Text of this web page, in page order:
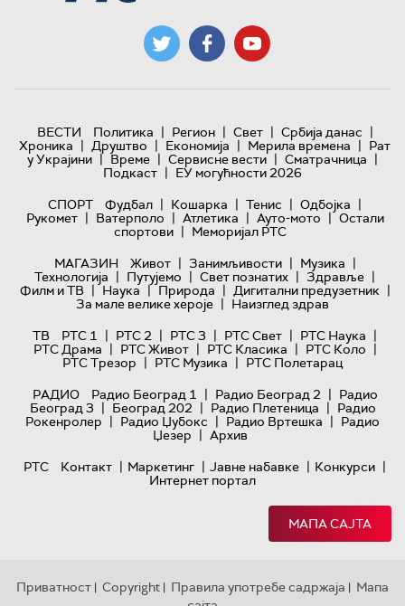
ВЕСТИ Политика | Регион | Свет | Србија данас |
Хроника | Друштво | Економија | Мерила времена | Рат
у Украјини | Време | Сервисне вести | Сматрачница |
Подкаст | ЕУ могућности 2026
СПОРТ
Фудбал | Кошарка | Тенис | Одбојка |
Рукомет | Ватерполо | Атлетика | Ауто-мото | Остали
спортови | Меморијал РТС
МАГАЗИН
Живот | Занимљивости | Музика |
Технологијa | Путујемо | Свет познатих | Здравље |
Филм и ТВ | Наука | Природа | Дигитални предузетник |
За мале велике хероје | Наизглед здрав
ТВ
РТС 1 | РТС 2 | РТС 3 | РТС Свет | РТС Наука |
РТС Драма | РТС Живот | РТС Класика | РТС Коло |
РТС Трезор | РТС Музика | РТС Полетарац
РАДИО
Радио Београд 1 | Радио Београд 2 | Радио
Београд 3 | Београд 202 | Радио Плетеница | Радио
Рокенролер | Радио Џубокс | Радио Вртешка | Радио
Џезер | Архив
РТС
Контакт | Маркетинг | Јавне набавке | Конкурси |
Интернет портал
МАПА САЈТА
Приватност | Copyright | Правила употребе садржаја | Мапа